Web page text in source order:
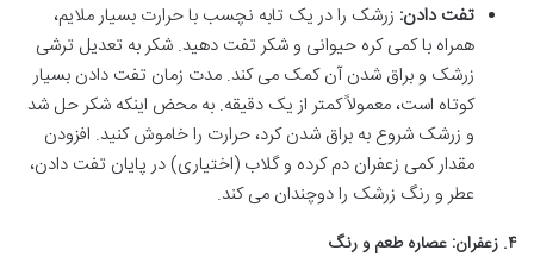
تفت دادن: زرشک را در یک تابه نچسب با حرارت بسیار ملایم،
همراه با کمی کره حیوانی و شکر تفت دهید. شکر به تعدیل ترشی
زرشک و براق شدن آن کمک می کند. مدت زمان تفت دادن بسیار
کوتاه است، معمولاً کمتر از یک دقیقه. به محض اینکه شکر حل شد
و زرشک شروع به براق شدن کرد، حرارت را خاموش کنید. افزودن
مقدار کمی زعفران دم کرده و گلاب (اختیاری) در پایان تفت دادن،
عطر و رنگ زرشک را دوچندان می کند.
۴. زعفران: عصاره طعم و رنگ